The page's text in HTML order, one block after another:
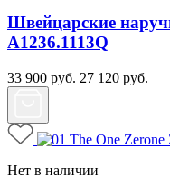
Швейцарские
A1236.1113Q
33 900 руб. 27 120 руб.
Нет в наличии